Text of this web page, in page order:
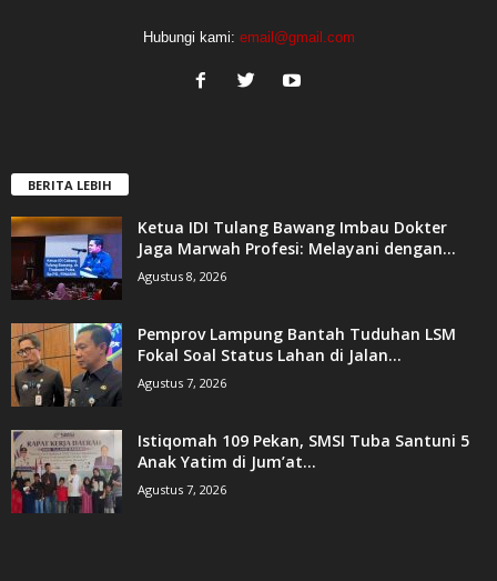
Hubungi kami: email@gmail.com
BERITA LEBIH
Ketua IDI Tulang Bawang Imbau Dokter
Jaga Marwah Profesi: Melayani dengan...
Agustus 8, 2026
Pemprov Lampung Bantah Tuduhan LSM
Fokal Soal Status Lahan di Jalan...
Agustus 7, 2026
Istiqomah 109 Pekan, SMSI Tuba Santuni 5
Anak Yatim di Jum’at...
Agustus 7, 2026